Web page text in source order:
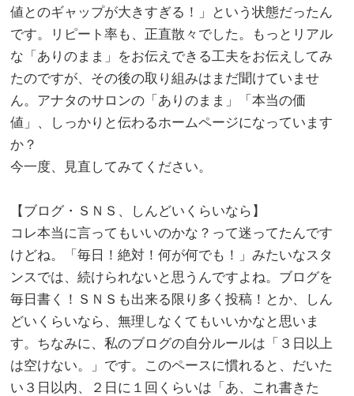
値とのギャップが大きすぎる！」という状態だったん
です。リピート率も、正直散々でした。もっとリアル
な「ありのまま」をお伝えできる工夫をお伝えしてみ
たのですが、その後の取り組みはまだ聞けていませ
ん。アナタのサロンの「ありのまま」「本当の価
値」、しっかりと伝わるホームページになっています
か？
今一度、見直してみてください。
【ブログ・ＳＮＳ、しんどいくらいなら】
コレ本当に言ってもいいのかな？って迷ってたんです
けどね。「毎日！絶対！何が何でも！」みたいなスタ
ンスでは、続けられないと思うんですよね。ブログを
毎日書く！ＳＮＳも出来る限り多く投稿！とか、しん
どいくらいなら、無理しなくてもいいかなと思いま
す。ちなみに、私のブログの自分ルールは「３日以上
は空けない。」です。このペースに慣れると、だいた
い３日以内、２日に１回くらいは「あ、これ書きた